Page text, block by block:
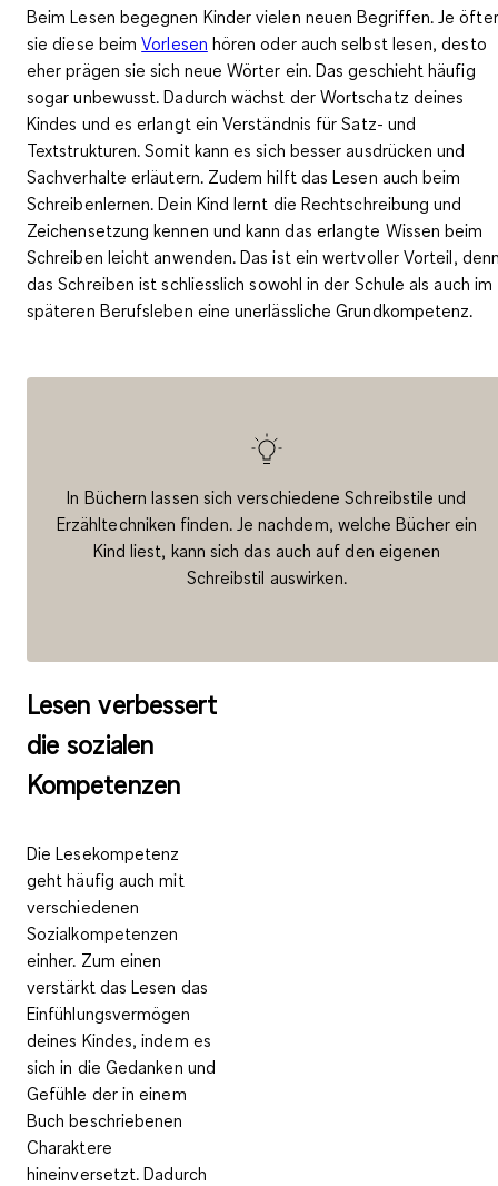
Beim Lesen begegnen Kinder vielen neuen Begriffen. Je öfter
sie diese beimVorlesen hören oder auch selbst lesen, desto
eher prägen sie sich neue Wörter ein. Das geschieht häufig
sogar unbewusst. Dadurchwächst der Wortschatz deines
Kindes und es erlangt einVerständnis für Satz- und
Textstrukturen. Somit kann es sich besser ausdrücken und
Sachverhalte erläutern. Zudem hilft das Lesen auch beim
Schreibenlernen. Dein Kind lernt die Rechtschreibung und
Zeichensetzung kennen und kann das erlangte Wissen beim
Schreiben leicht anwenden. Das ist ein wertvoller Vorteil,
das Schreiben ist schliesslich sowohl in der Schule als auch im
späteren Berufsleben eine unerlässliche Grundkompetenz.
In Büchern lassen sich verschiedene Schreibstile und
Erzähltechniken finden. Je nachdem, welche Bücher ein
Kind liest, kann sich das auch auf den eigenen
Schreibstil auswirken.
Lesen verbessert
die sozialen
Kompetenzen
Die Lesekompetenz
geht häufig auch mit
verschiedenen
Sozialkompetenzen
einher. Zum einen
verstärkt das Lesen das
Einfühlungsvermögen
deines Kindes, indem es
sich in die Gedanken und
Gefühle der in einem
Buch beschriebenen
Charaktere
hineinversetzt. Dadurch